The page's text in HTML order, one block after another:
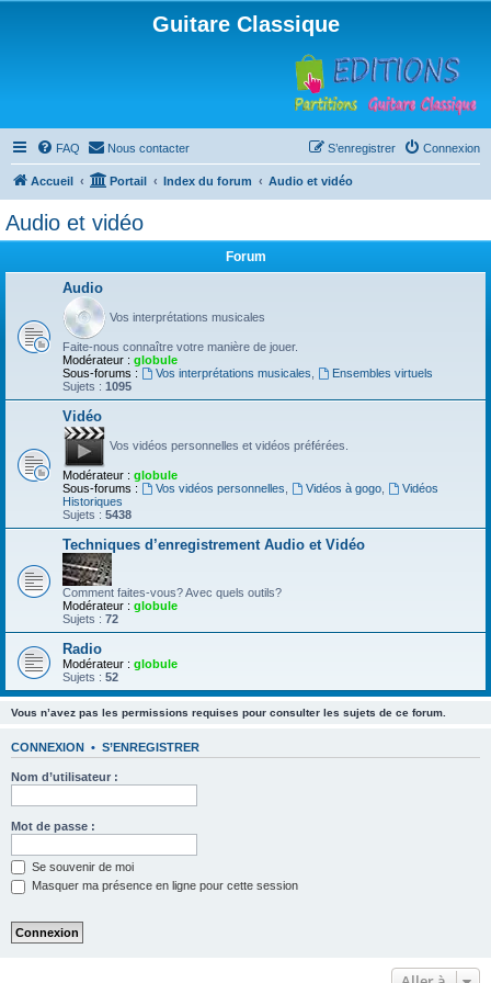
Guitare Classique
FAQ Nous contacter Connexion
S’enregistrer
Accueil Portail Index du forum Audio et vidéo
Audio et vidéo
Forum
Audio
Vos interprétations musicales
Faite-nous connaître votre manière de jouer.
Modérateur : globule
Sous-forums :
Vos interprétations musicales
Ensembles virtuels
Sujets : 1095
Vidéo
Vos vidéos personnelles et vidéos préférées.
Modérateur : globule
Sous-forums :
Vos vidéos personnelles Vidéos à gogo,
Vidéos
Historiques
Sujets : 5438
Techniques d’enregistrement Audio et Vidéo
Comment faites-vous? Avec quels outils?
Modérateur : globule
Sujets : 72
Radio
Modérateur : globule
Sujets : 52
Vous n’avez pas les permissions requises pour consulter les sujets de ce forum.
CONNEXION • S’ENREGISTRER
Nom d’utilisateur :
Mot de passe :
Se souvenir de moi
Masquer ma présence en ligne pour cette session